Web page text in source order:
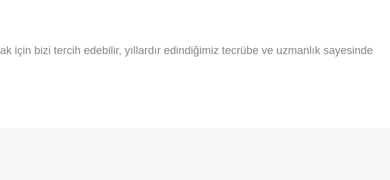
için bizi tercih edebilir, yıllardır edindiğimiz tecrübe ve uzmanlık sayesinde